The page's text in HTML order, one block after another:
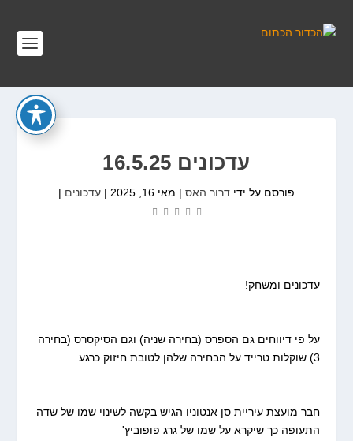
עדכונים 16.5.25
פורסם על ידי דרור האס | מאי 16, 2025 | עדכונים |
עדכונים ומשחק!
על פי דיווחים גם הספרס (בחירה שניה) וגם הסיקסרס (בחירה
3) שוקלות טרייד על הבחירה שלהן לטובת חיזוק כרגע.
חבר מועצת עיריית סן אנטוניו הגיש בקשה לשינוי שמו של שדה
התעופה כך שיקרא על שמו של גרג פופוביץ'